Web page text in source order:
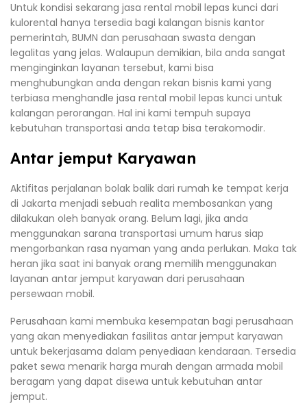
Untuk kondisi sekarang jasa rental mobil lepas kunci dari
kulorental hanya tersedia bagi kalangan bisnis kantor
pemerintah, BUMN dan perusahaan swasta dengan
legalitas yang jelas. Walaupun demikian, bila anda sangat
menginginkan layanan tersebut, kami bisa
menghubungkan anda dengan rekan bisnis kami yang
terbiasa menghandle jasa rental mobil lepas kunci untuk
kalangan perorangan. Hal ini kami tempuh supaya
kebutuhan transportasi anda tetap bisa terakomodir.
Antar jemput Karyawan
Aktifitas perjalanan bolak balik dari rumah ke tempat kerja
di Jakarta menjadi sebuah realita membosankan yang
dilakukan oleh banyak orang. Belum lagi, jika anda
menggunakan sarana transportasi umum harus siap
mengorbankan rasa nyaman yang anda perlukan. Maka tak
heran jika saat ini banyak orang memilih menggunakan
layanan antar jemput karyawan dari perusahaan
persewaan mobil.
Perusahaan kami membuka kesempatan bagi perusahaan
yang akan menyediakan fasilitas antar jemput karyawan
untuk bekerjasama dalam penyediaan kendaraan. Tersedia
paket sewa menarik harga murah dengan armada mobil
beragam yang dapat disewa untuk kebutuhan antar
jemput.